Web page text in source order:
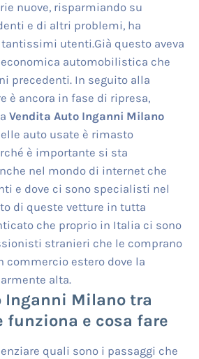
nuove, risparmiando su
e di altri problemi, ha
utenti.Già questo aveva
automobilistica che
precedenti. In seguito alla
è ancora in fase di ripresa,
Vendita Auto Inganni Milano
auto usate è rimasto
è importante si sta
nel mondo di internet che
e dove ci sono specialisti nel
di queste vetture in tutta
che proprio in Italia ci sono
stranieri che le comprano
commercio estero dove la
alta.
Inganni Milanotra
funziona e cosa fare
quali sono i passaggi che